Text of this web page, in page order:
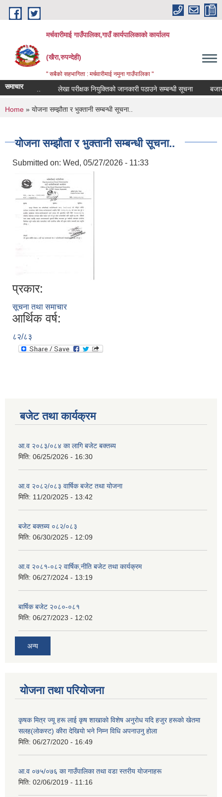
Skip to main content
मर्चवारीमाई गाउँपालिका,गाउँ कार्यपालिकाको कार्यालय
(खैरा,रुपन्देही)
" सबैको सहभागिता : मर्चवारीमाई नमुना गाउँपालिका "
समाचार
सूचना.. लेखा परीक्षक नियुक्तिको जानकारी पठाउने सम्बन्धी सूचना बजार
You are here
Home » योजना सम्झौता र भुक्तानी सम्बन्धी सूचना..
योजना सम्झौता र भुक्तानी सम्बन्धी सूचना..
Submitted on: Wed, 05/27/2026 - 11:33
प्रकार:
सूचना तथा समाचार
आर्थिक वर्ष:
८२/८३
बजेट तथा कार्यक्रम
आ.व २०८३/०८४ का लागि बजेट बक्तब्य
मिति: 06/25/2026 - 16:30
आ.व २०८२/०८३ वार्षिक बजेट तथा योजना
मिति: 11/20/2025 - 13:42
बजेट बक्तब्य ०८२/०८३
मिति: 06/30/2025 - 12:09
आ.व २०८१-०८२ वार्षिक,नीति बजेट तथा कार्यक्रम
मिति: 06/27/2024 - 13:19
बार्षिक बजेट २०८०-०८१
मिति: 06/27/2023 - 12:02
अन्य
योजना तथा परियोजना
कृषक मित्र ज्यू हरू लाई कृष शाखाकाे विशेष अनुराेध यदि हजुर हरूकाे खेतमा
सलह(लाेकस्ट) कीरा देखियाे भने निम्न विधि अपनाउनु हाेला
मिति: 06/27/2020 - 16:49
आ‍.व ०७५/०७६ का गाउँपालिका तथा वडा स्तरीय याेजनाहरू
मिति: 02/06/2019 - 11:16